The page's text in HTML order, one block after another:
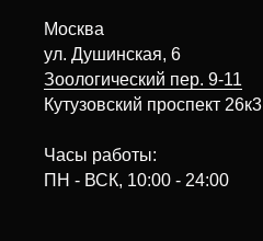
Москва
ул. Душинская, 6
Зоологический пер. 9-11
Кутузовский проспект 26к3
Часы работы:
ПН - ВСК, 10:00 - 24:00